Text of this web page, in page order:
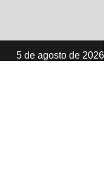
5 de agosto de 2026